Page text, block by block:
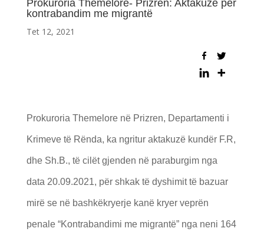
Prokuroria Themelore- Prizren: Aktakuzë për
kontrabandim me migrantë
Tet 12, 2021
Prokuroria Themelore në Prizren, Departamenti i
Krimeve të Rënda, ka ngritur aktakuzë kundër F.R,
dhe Sh.B., të cilët gjenden në paraburgim nga
data 20.09.2021, për shkak të dyshimit të bazuar
mirë se në bashkëkryerje kanë kryer veprën
penale “Kontrabandimi me migrantë” nga neni 164